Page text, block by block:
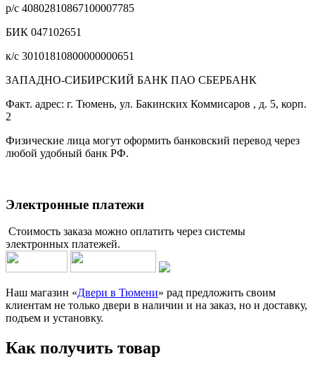
р/с 40802810867100007785
БИК 047102651
к/с 30101810800000000651
ЗАПАДНО-СИБИРСКИЙ БАНК ПАО СБЕРБАНК
Факт. адрес: г. Тюмень, ул. Бакинских Коммисаров , д. 5, корп.
2
Физические лица могут оформить банковский перевод через
любой удобный банк РФ.
Электронные платежи
Стоимость заказа можно оплатить через системы
электронных платежей.
Наш магазин «Двери в Тюмени» рад предложить своим
клиентам не только двери в наличии и на заказ, но и доставку,
подъем и установку.
Как получить товар